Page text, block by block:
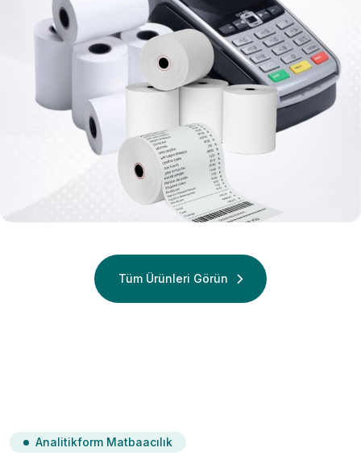
Termal RuloTüm Ürünleri Görün
Analitikform Matbaacılık